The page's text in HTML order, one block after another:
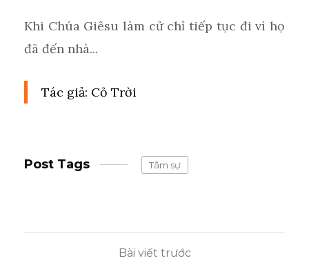
Khi Chúa Giêsu làm cử chỉ tiếp tục đi vì họ
đã đến nhà...
Tác giả: Cỏ Trời
Post Tags Tâm sự
Bài viết trước